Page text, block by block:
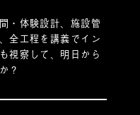
・体験設計、施設管
全工程を講義でイン
視察して、明日から
？